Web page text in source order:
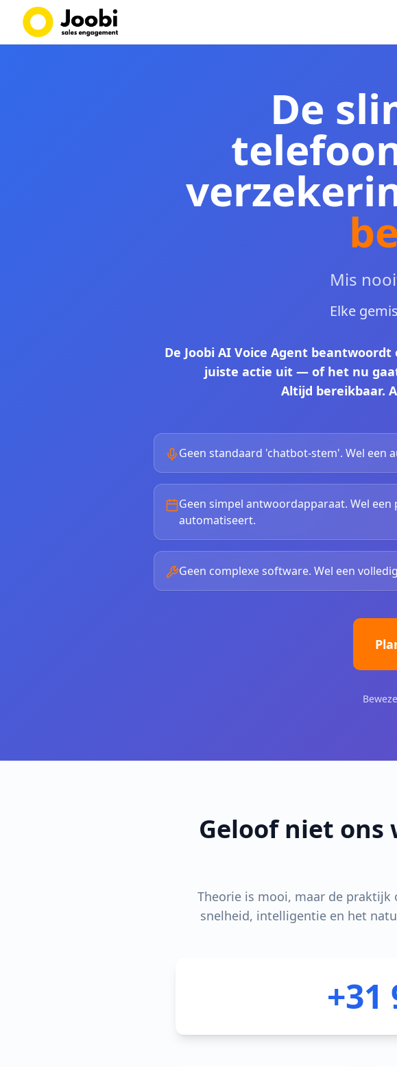
De
Mis
Elke
De Joobi AI Voice Agent
juiste actie uit — of het nu
Altijd bereikbaar.
Geen standaard 'chatbot-stem'. Wel een
Geen simpel antwoordapparaat. Wel
automatiseert.
Geen complexe software. Wel een
Geloof niet ons
Theorie is mooi, maar de
snelheid, intelligentie en het
+31